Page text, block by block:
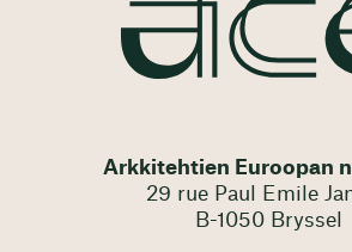
Arkkitehtien Euroopan
29 rue Paul Emile
B-1050 Bryssel